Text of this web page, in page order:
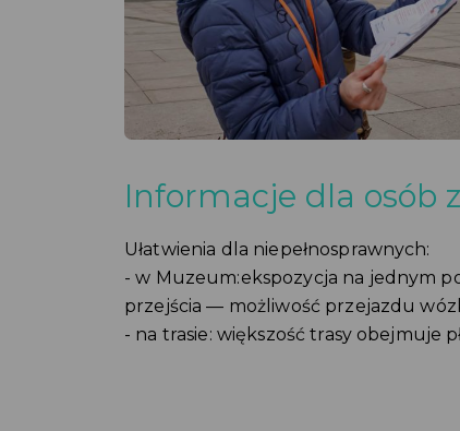
Informacje dla osób
Ułatwienia dla niepełnosprawnych:
- w Muzeum:ekspozycja na jednym
przejścia — możliwość przejazdu
- na trasie: większość trasy obejmuje